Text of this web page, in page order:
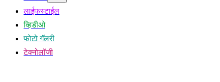
लाईफस्टाईल
व्हिडीओ
फोटो गॅलरी
टेक्नोलॉजी